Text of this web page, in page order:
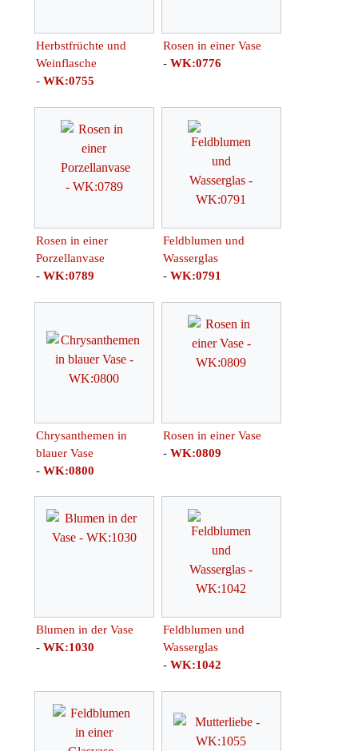
Herbstfrüchte und
Weinflasche
- WK:0755
Rosen in einer Vase
- WK:0776
Rosen in einer
Porzellanvase
- WK:0789
Feldblumen und
Wasserglas
- WK:0791
Chrysanthemen in
blauer Vase
- WK:0800
Rosen in einer Vase
- WK:0809
Blumen in der Vase
- WK:1030
Feldblumen und
Wasserglas
- WK:1042